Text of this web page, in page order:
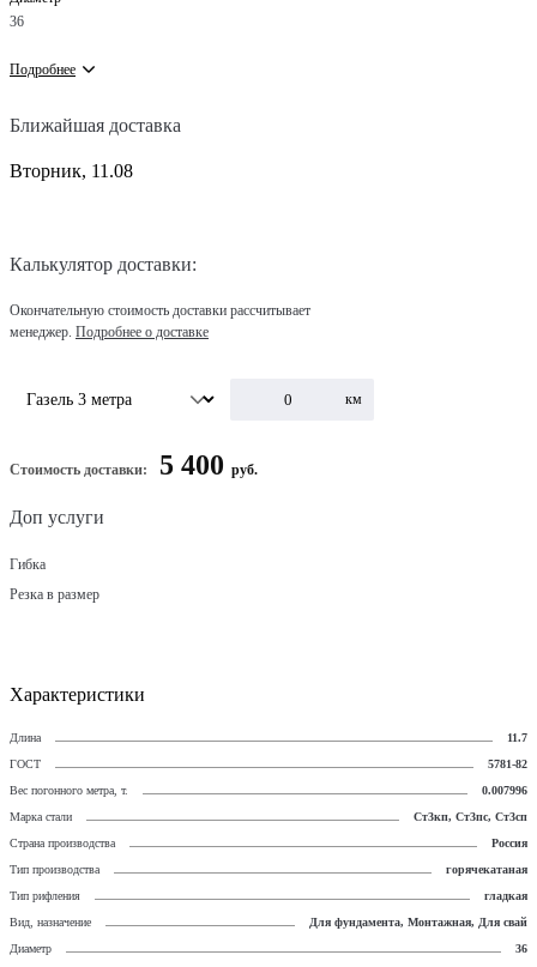
36
Подробнее
Ближайшая доставка
Вторник, 11.08
Калькулятор доставки:
Окончательную стоимость доставки рассчитывает
менеджер. Подробнее о доставке
км
Стоимость доставки: 5 400 руб.
Доп услуги
Гибка
Резка в размер
Характеристики
Длина
11.7
ГОСТ
5781-82
Вес погонного метра, т.
0.007996
Марка стали
Ст3кп, Ст3пс, Ст3сп
Страна производства
Россия
Тип производства
горячекатаная
Тип рифления
гладкая
Вид, назначение
Для фундамента, Монтажная, Для свай
Диаметр
36